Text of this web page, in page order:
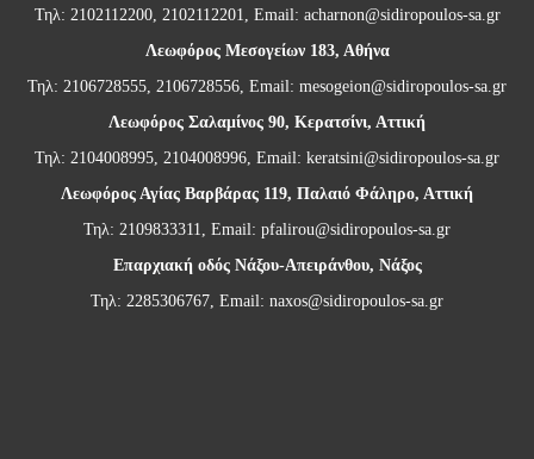
Τηλ: 2102112200, 2102112201, Email: acharnon@sidiropoulos-sa.gr
Λεωφόρος Μεσογείων 183, Αθήνα
Τηλ: 2106728555, 2106728556, Email: mesogeion@sidiropoulos-sa.gr
Λεωφόρος Σαλαμίνος 90, Κερατσίνι, Αττική
Τηλ: 2104008995, 2104008996, Email: keratsini@sidiropoulos-sa.gr
Λεωφόρος Αγίας Βαρβάρας 119, Παλαιό Φάληρο, Αττική
Τηλ: 2109833311, Email: pfalirou@sidiropoulos-sa.gr
Επαρχιακή οδός Νάξου-Απειράνθου, Νάξος
Τηλ: 2285306767, Email: naxos@sidiropoulos-sa.gr